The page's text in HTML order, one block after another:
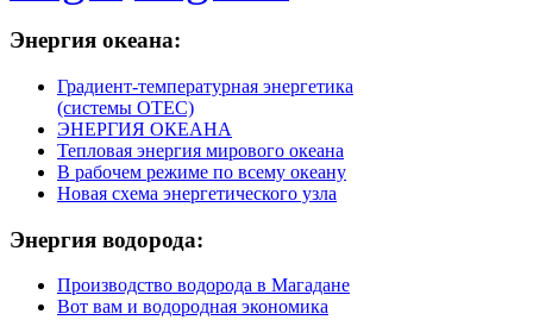
Энергия океана:
Градиент-температурная энергетика
(системы ОТЕС)
ЭНЕРГИЯ ОКЕАНА
Тепловая энергия мирового океана
В рабочем режиме по всему океану
Новая схема энергетического узла
Энергия водорода:
Производство водорода в Магадане
Вот вам и водородная экономика